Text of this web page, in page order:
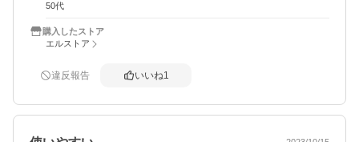
50代
購入したストア
エルストア
違反報告 いいね1